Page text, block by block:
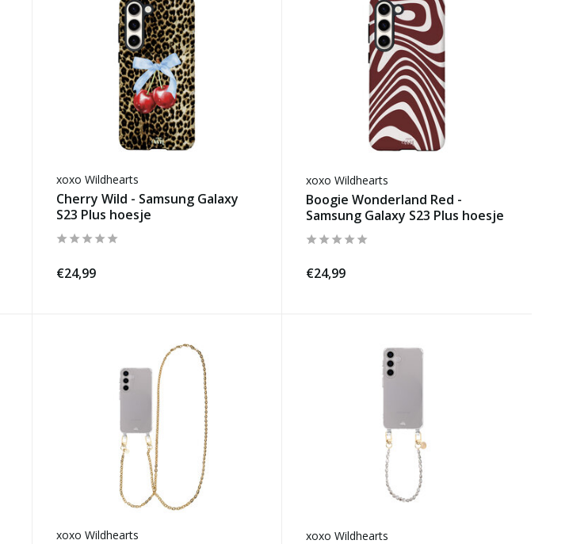
xoxo Wildhearts
Cherry Wild - Samsung Galaxy
S23 Plus hoesje
€24,99
xoxo Wildhearts
Boogie Wonderland Red -
Samsung Galaxy S23 Plus hoesje
€24,99
xoxo Wildhearts xoxo Wildhearts